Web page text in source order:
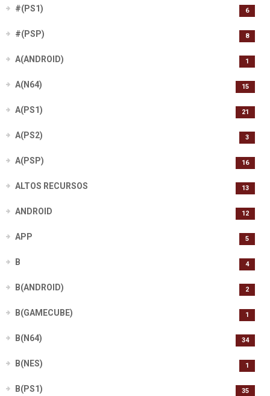
#(PS1) 6
#(PSP) 8
A(ANDROID) 1
A(N64) 15
A(PS1) 21
A(PS2) 3
A(PSP) 16
ALTOS RECURSOS 13
ANDROID 12
APP 5
B 4
B(ANDROID) 2
B(GAMECUBE) 1
B(N64) 34
B(NES) 1
B(PS1) 35